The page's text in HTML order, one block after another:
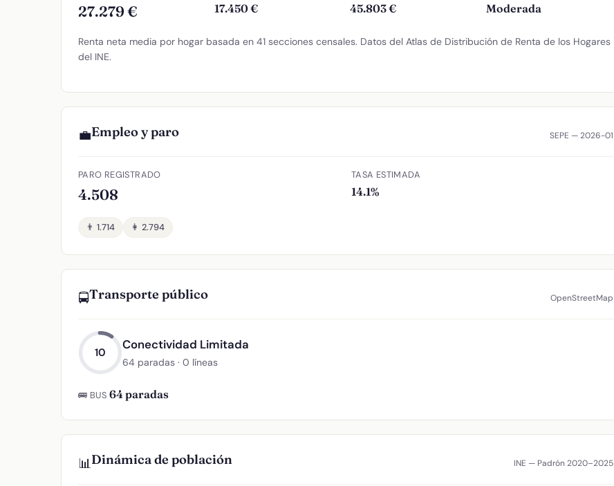
27.279 € 17.450 € 45.803 € Moderada
Renta neta media por hogar basada en 41 secciones censales. Datos del Atlas de Distribución de Renta de los Hogares
del INE.
💼Empleo y paro SEPE — 2026-01
PARO REGISTRADO
4.508
TASA ESTIMADA
14.1%
👨 1.714 👩 2.794
🚍Transporte público OpenStreetMap
10
Conectividad Limitada
64 paradas · 0 líneas
🚌 BUS 64 paradas
📊Dinámica de población INE — Padrón 2020–2025